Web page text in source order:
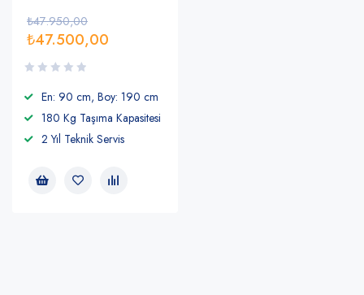
₺47.950,00
₺47.500,00
En: 90 cm, Boy: 190 cm
180 Kg Taşıma Kapasitesi
2 Yıl Teknik Servis